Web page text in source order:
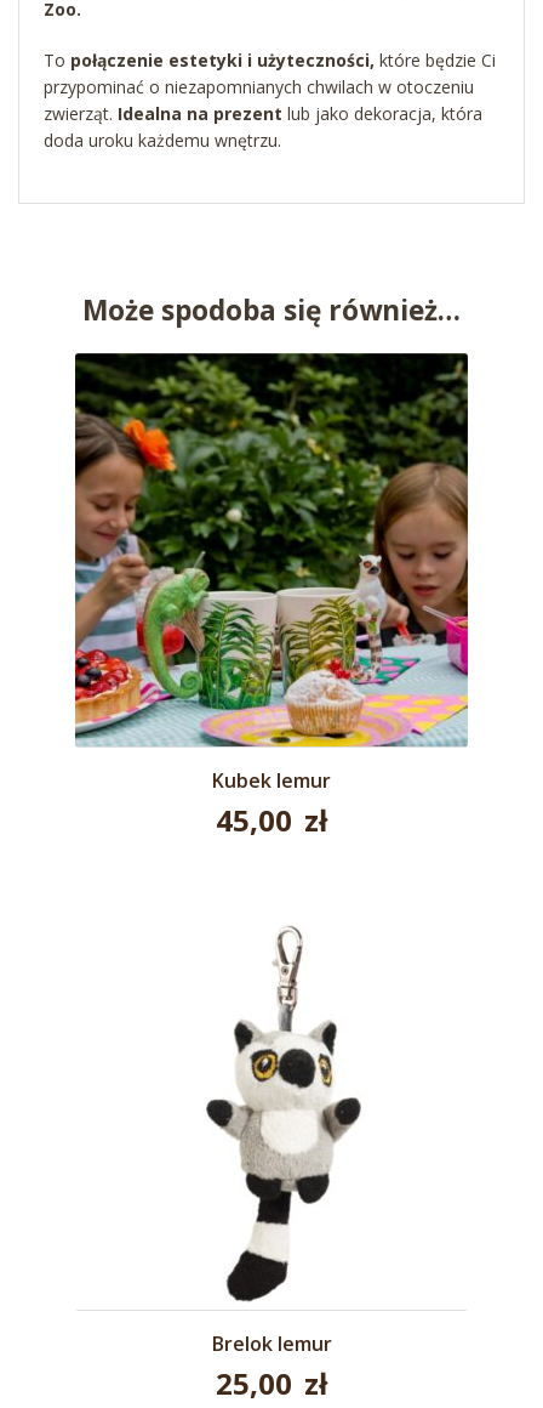
Zoo.
To połączenie estetyki i użyteczności, które będzie Ci
przypominać o niezapomnianych chwilach w otoczeniu
zwierząt. Idealna na prezent lub jako dekoracja, która
doda uroku każdemu wnętrzu.
Może spodoba się również…
Kubek lemur
45,00 zł
Brelok lemur
25,00 zł